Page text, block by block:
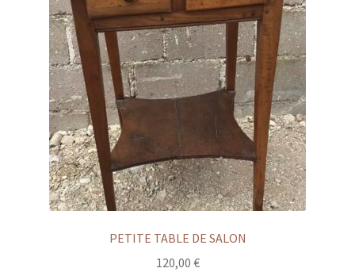
PETITE TABLE DE SALON
120,00 €